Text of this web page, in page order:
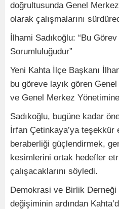
doğrultusunda Genel
olarak çalışmalarını
İlhami Sadıkoğlu: “Bu
Sorumluluğudur”
Yeni Kahta İlçe Başkanı
bu göreve layık gören
ve Genel Merkez
Sadıkoğlu, bugüne kadar
İrfan Çetinkaya’ya teşekkür
beraberliği güçlendirmek,
kesimlerini ortak hedefler
çalışacaklarını söyledi.
Demokrasi ve Birlik
değişiminin ardından